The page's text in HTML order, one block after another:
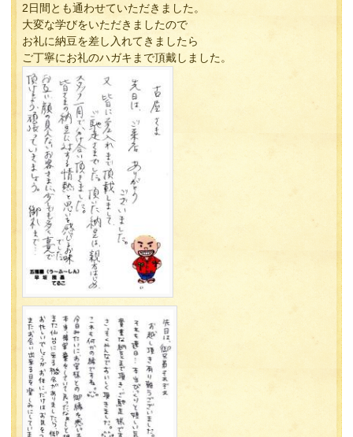
2日間とも通わせていただきました。
大変な学びをいただきましたので
お礼に納豆を差し入れてきましたら
ご丁寧にお礼のハガキまで頂戴しました。